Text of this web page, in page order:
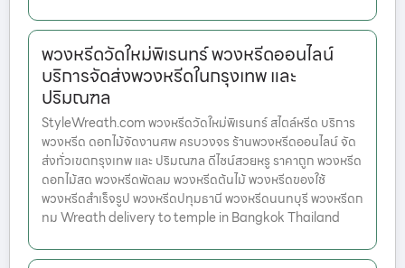
พวงหรีดวัดใหม่พิเรนทร์ พวงหรีดออนไลน์
บริการจัดส่งพวงหรีดในกรุงเทพ และ
ปริมณฑล
StyleWreath.com พวงหรีดวัดใหม่พิเรนทร์ สไตล์หรีด บริการ
พวงหรีด ดอกไม้จัดงานศพ ครบวงจร ร้านพวงหรีดออนไลน์ จัด
ส่งทั่วเขตกรุงเทพ และ ปริมณฑล ดีไซน์สวยหรู ราคาถูก พวงหรีด
ดอกไม้สด พวงหรีดพัดลม พวงหรีดต้นไม้ พวงหรีดของใช้
พวงหรีดสำเร็จรูป พวงหรีดปทุมธานี พวงหรีดนนทบุรี พวงหรีดก
ทม Wreath delivery to temple in Bangkok Thailand